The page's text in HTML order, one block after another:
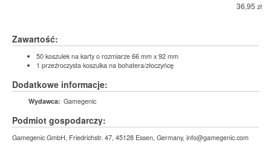
36,95 zł
Zawartość:
50 koszulek na karty o rozmiarze 66 mm x 92 mm
1 przeźroczysta koszulka na bohatera/złoczyńcę
Dodatkowe informacje:
Wydawca: Gamegenic
Podmiot gospodarczy:
Gamegenic GmbH, Friedrichstr. 47, 45128 Essen, Germany, info@gamegenic.com